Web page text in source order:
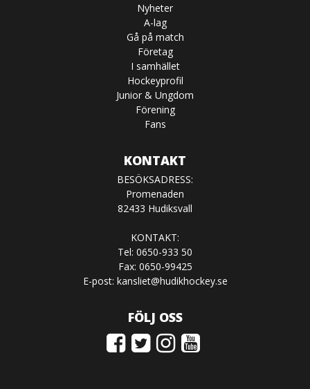
Nyheter
A-lag
Gå på match
Företag
I samhället
Hockeyprofil
Junior & Ungdom
Förening
Fans
KONTAKT
BESÖKSADRESS:
Promenaden
82433 Hudiksvall
KONTAKT:
Tel: 0650-933 50
Fax: 0650-99425
E-post: kansliet@hudikhockey.se
FÖLJ OSS